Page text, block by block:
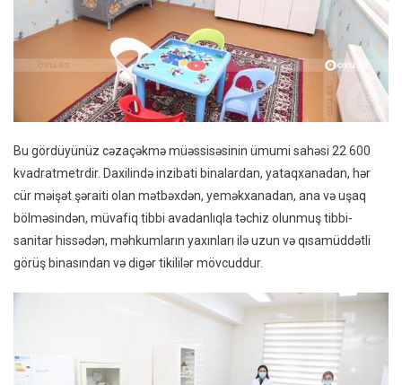
Bu gördüyünüz cəzaçəkmə müəssisəsinin ümumi sahəsi 22 600
kvadratmetrdir. Daxilində inzibati binalardan, yataqxanadan, hər
cür məişət şəraiti olan mətbəxdən, yeməkxanadan, ana və uşaq
bölməsindən, müvafiq tibbi avadanlıqla təchiz olunmuş tibbi-
sanitar hissədən, məhkumların yaxınları ilə uzun və qısamüddətli
görüş binasından və digər tikililər mövcuddur.